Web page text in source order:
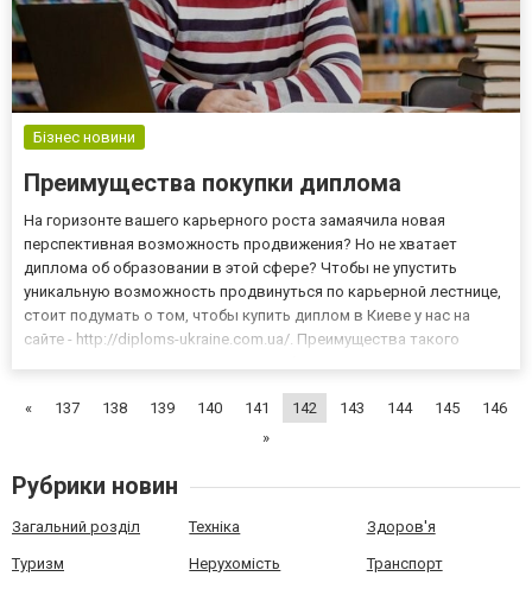
Бізнес новини
Преимущества покупки диплома
На горизонте вашего карьерного роста замаячила новая
перспективная возможность продвижения? Но не хватает
диплома об образовании в этой сфере? Чтобы не упустить
уникальную возможность продвинуться по карьерной лестнице,
стоит подумать о том, чтобы купить диплом в Киеве у нас на
сайте - http://diploms-ukraine.com.ua/. Преимущества такого
полу...
« 137 138 139 140 141 142 143 144 145
146
»
Рубрики новин
Загальний розділ Техніка Здоров'я
Туризм Нерухомість Транспорт